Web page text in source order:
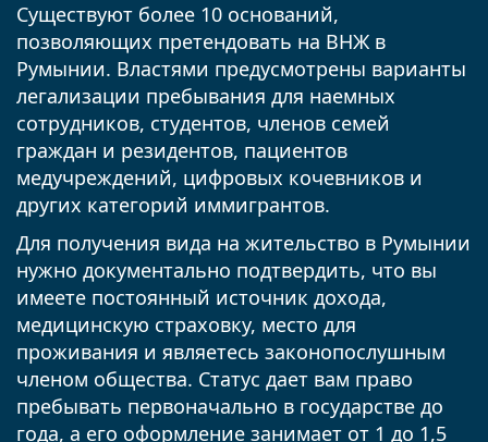
Существуют более 10 оснований,
позволяющих претендовать на ВНЖ в
Румынии. Властями предусмотрены варианты
легализации пребывания для наемных
сотрудников, студентов, членов семей
граждан и резидентов, пациентов
медучреждений, цифровых кочевников и
других категорий иммигрантов.
Для получения вида на жительство в Румынии
нужно документально подтвердить, что вы
имеете постоянный источник дохода,
медицинскую страховку, место для
проживания и являетесь законопослушным
членом общества. Статус дает вам право
пребывать первоначально в государстве до
года, а его оформление занимает от 1 до 1,5